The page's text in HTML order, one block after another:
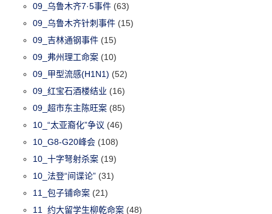
09_乌鲁木齐7·5事件 (63)
09_乌鲁木齐针刺事件 (15)
09_吉林通钢事件 (15)
09_弗州理工命案 (10)
09_甲型流感(H1N1) (52)
09_红宝石酒楼结业 (16)
09_超市东主陈旺案 (85)
10_“太亚裔化”争议 (46)
10_G8-G20峰会 (108)
10_十字弩射杀案 (19)
10_法登“间谍论” (31)
11_包子铺命案 (21)
11_约大留学生柳乾命案 (48)